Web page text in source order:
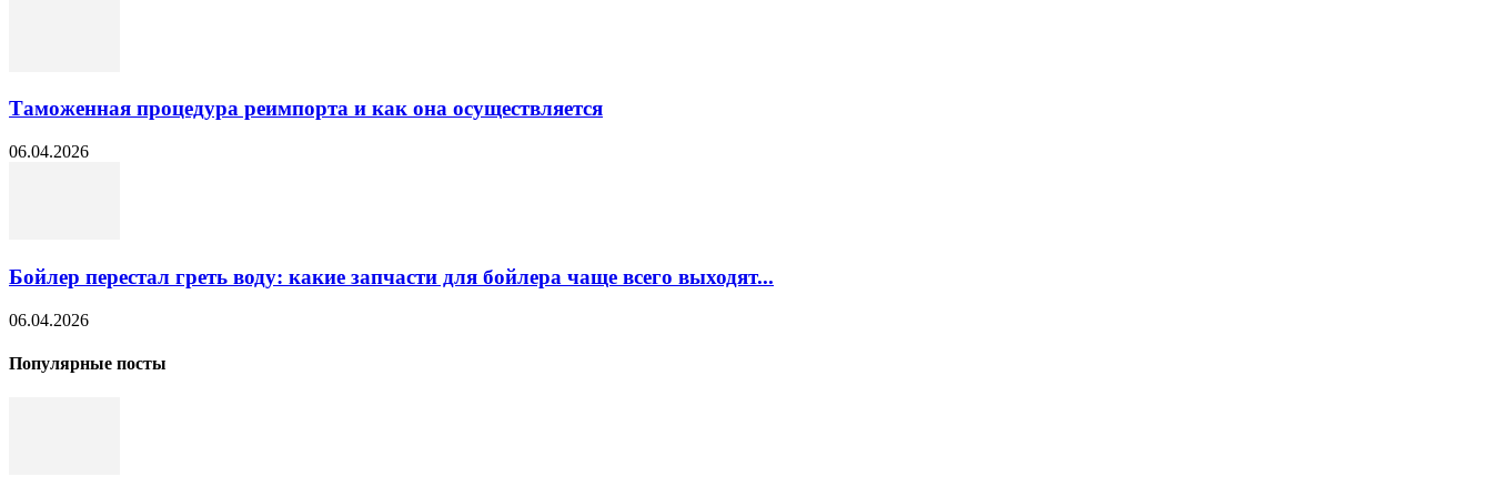
Таможенная процедура реимпорта и как она осуществляется
06.04.2026
Бойлер перестал греть воду: какие запчасти для бойлера чаще всего выходят...
06.04.2026
Популярные посты